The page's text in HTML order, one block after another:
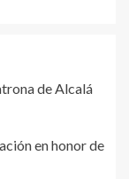
de Alcalá
en honor de